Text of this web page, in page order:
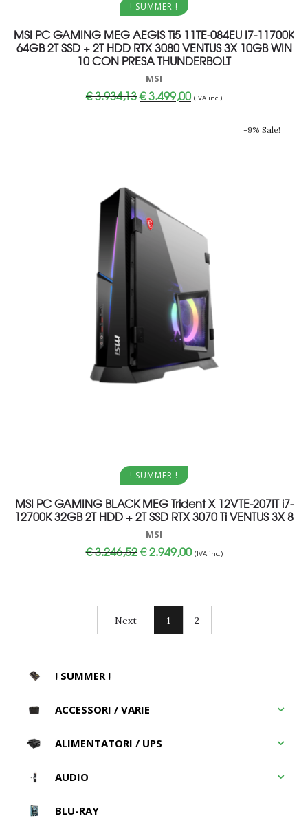
! SUMMER !
MSI PC GAMING MEG AEGIS Ti5 11TE-084EU I7-11700K
64GB 2T SSD + 2T HDD RTX 3080 VENTUS 3X 10GB WIN
10 CON PRESA THUNDERBOLT
MSI
€3.934,13Il
prezzo
€3.499,00Il
prezzo
(IVA inc.)
-9% Sale!
Aggiungi al carrello
! SUMMER !
MSI PC GAMING BLACK MEG Trident X 12VTE-207IT i7-
12700K 32GB 2T HDD + 2T SSD RTX 3070 Ti VENTUS 3X 8
MSI
€3.246,52Il
prezzo
€2.949,00Il
prezzo
(IVA inc.)
Next 1 2
! SUMMER !
ACCESSORI / VARIE
ALIMENTATORI / UPS
AUDIO
BLU-RAY